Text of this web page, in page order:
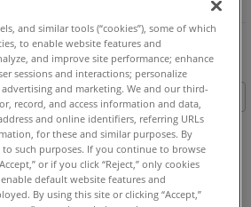
and similar tools (“cookies”), some of which
to enable website features and
and improve site performance; enhance
sessions and interactions; personalize
and marketing. We and our third-
record, and access information and data,
and online identifiers, referring URLs
for these and similar purposes. By
to such purposes. If you continue to browse
or if you click “Reject,” only cookies
default website features and
By using this site or clicking “Accept,”